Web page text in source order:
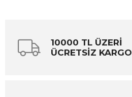
10000 TL ÜZERİ
ÜCRETSİZ KARGO